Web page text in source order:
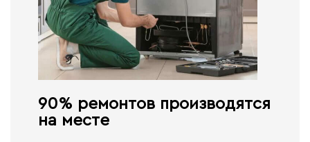
90% ремонтов производятся
на месте​